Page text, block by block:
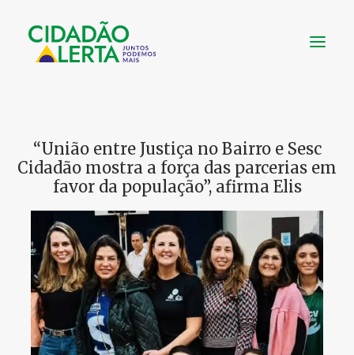
VÍDEOS
NOTÍCIAS
CONHEÇA
CONTATO
FAÇA UMA DOAÇÃO
“União entre Justiça no Bairro e Sesc
Cidadão mostra a força das parcerias em
favor da população”, afirma Elis